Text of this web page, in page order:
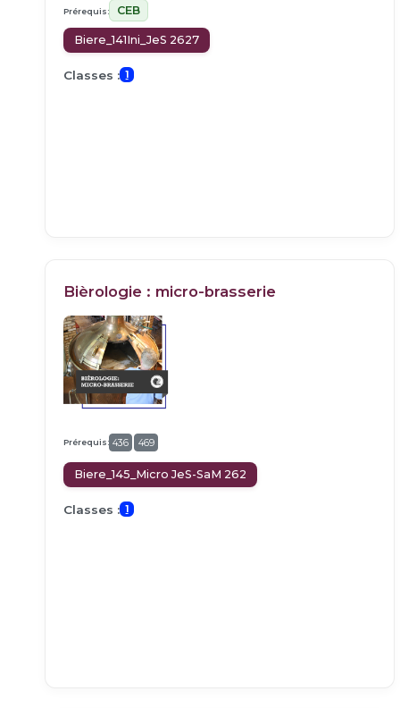
Prérequis: CEB
Biere_141Ini_JeS 2627
Classes : 1
Bièrologie : micro-brasserie
Prérequis: 436 469
Biere_145_Micro JeS-SaM 262
Classes : 1